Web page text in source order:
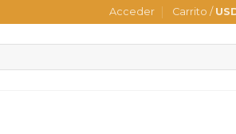
Acceder Carrito /